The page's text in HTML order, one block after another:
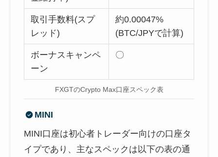
取引手数料(スプ
レッド)
約0.00047%
(BTC/JPYで計算)
ボーナスキャンペ
ーン
〇
FXGTのCrypto Max口座スペック表
MINI
MINI口座は初心者トレーダー向けの口座タ
イプであり、主なスペックは以下の表の通